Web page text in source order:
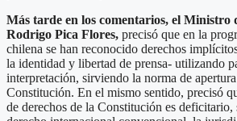
Más tarde en los comentarios, el Ministro
Rodrigo Pica Flores, precisó que en la
chilena se han reconocido derechos
la identidad y libertad de prensa- utilizando
interpretación, sirviendo la norma de
Constitución. En el mismo sentido, precisó
de derechos de la Constitución es deficitario,